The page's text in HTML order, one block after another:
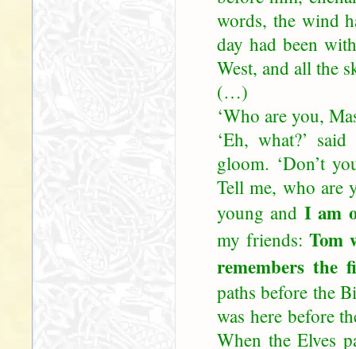
words, the wind
day had been
West, and all the
(…)
‘Who are you,
‘Eh, what?’
gloom. ‘Don’t
Tell me, who are
young and I am
my friends:Tom
remembers the
paths before the
was here before
When the Elves